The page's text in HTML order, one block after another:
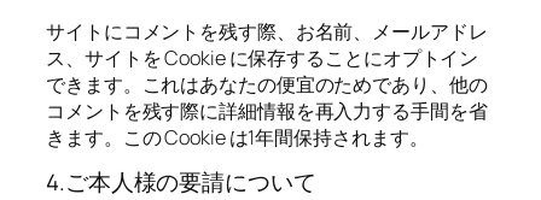
サイトにコメントを残す際、お名前、メールアドレ
ス、サイトを Cookie に保存することにオプトイン
できます。これはあなたの便宜のためであり、他の
コメントを残す際に詳細情報を再入力する手間を省
きます。この Cookie は1年間保持されます。
4.ご本人様の要請について